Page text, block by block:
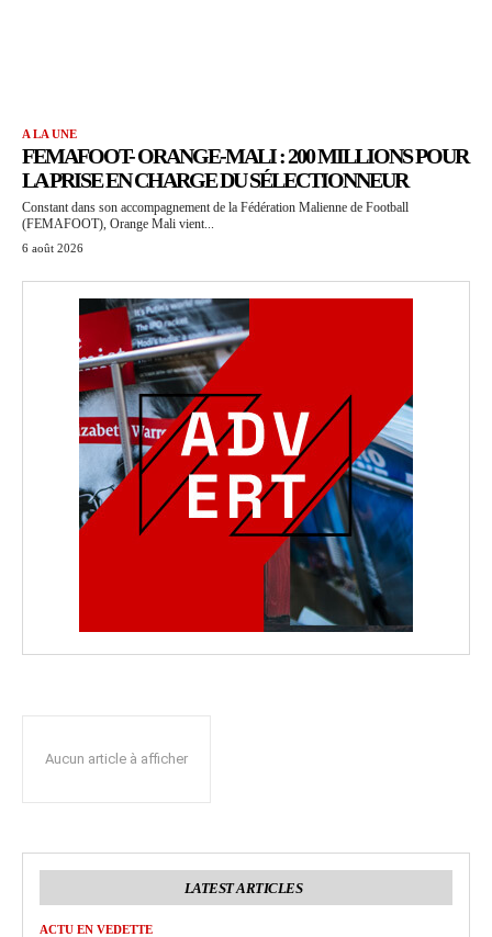
A LA UNE
FEMAFOOT- ORANGE-MALI : 200 MILLIONS POUR
LA PRISE EN CHARGE DU SÉLECTIONNEUR
Constant dans son accompagnement de la Fédération Malienne de Football
(FEMAFOOT), Orange Mali vient...
6 août 2026
Aucun article à afficher
LATEST ARTICLES
ACTU EN VEDETTE